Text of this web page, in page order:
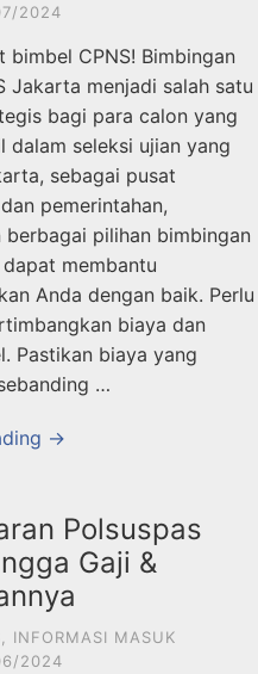
2024
bimbel CPNS! Bimbingan
Jakarta menjadi salah satu
bagi para calon yang
dalam seleksi ujian yang
sebagai pusat
pemerintahan,
berbagai pilihan bimbingan
membantu
Anda dengan baik. Perlu
biaya dan
Pastikan biaya yang
…
→
Polsuspas
Gaji &
INFORMASI MASUK
2024